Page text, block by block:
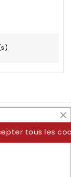
Vous
dans les
tous les